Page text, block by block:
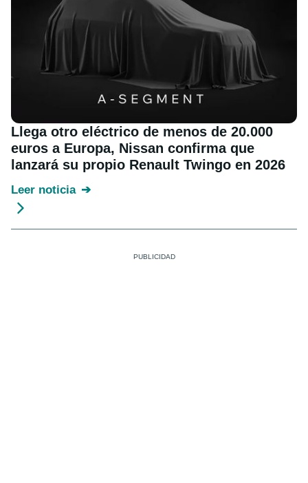
Llega otro eléctrico de menos de 20.000
euros a Europa, Nissan confirma que
lanzará su propio Renault Twingo en 2026
Leer noticia